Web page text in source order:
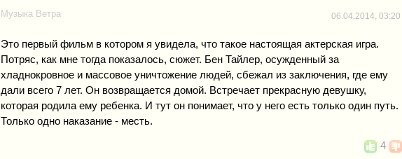
Музыка Ветра 06.04.2014, 03:20
Это первый фильм в котором я увидела, что такое настоящая актерская игра.
Потряс, как мне тогда показалось, сюжет. Бен Тайлер, осужденный за
хладнокровное и массовое уничтожение людей, сбежал из заключения, где ему
дали всего 7 лет. Он возвращается домой. Встречает прекрасную девушку,
которая родила ему ребенка. И тут он понимает, что у него есть только один путь.
Только одно наказание - месть.
4